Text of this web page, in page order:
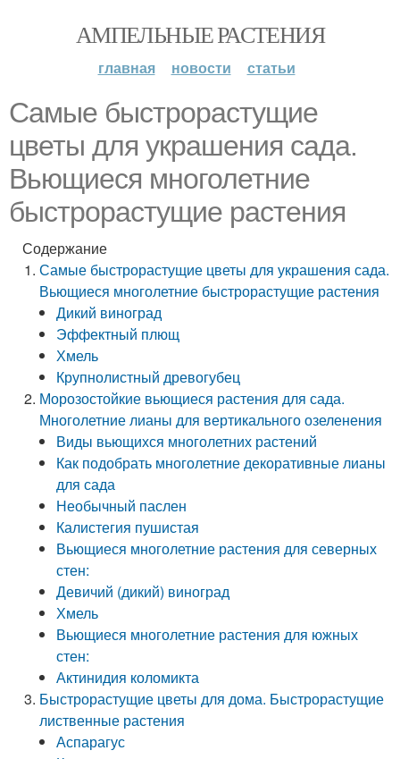
АМПЕЛЬНЫЕ РАСТЕНИЯ
главная новости статьи
Самые быстрорастущие
цветы для украшения сада.
Вьющиеся многолетние
быстрорастущие растения
Содержание
Самые быстрорастущие цветы для украшения сада.
Вьющиеся многолетние быстрорастущие растения
Дикий виноград
Эффектный плющ
Хмель
Крупнолистный древогубец
Морозостойкие вьющиеся растения для сада.
Многолетние лианы для вертикального озеленения
Виды вьющихся многолетних растений
Как подобрать многолетние декоративные лианы
для сада
Необычный паслен
Калистегия пушистая
Вьющиеся многолетние растения для северных
стен:
Девичий (дикий) виноград
Хмель
Вьющиеся многолетние растения для южных
стен:
Актинидия коломикта
Быстрорастущие цветы для дома. Быстрорастущие
лиственные растения
Аспарагус